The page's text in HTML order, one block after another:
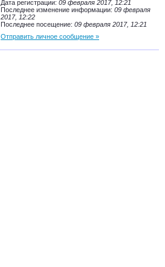
Дата регистрации: 09 февраля 2017, 12:21
Последнее изменение информации: 09 февраля
2017, 12:22
Последнее посещение: 09 февраля 2017, 12:21
Отправить личное сообщение »